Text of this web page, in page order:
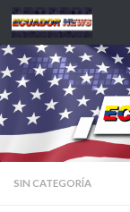
Saltar al contenido
SIN CATEGORÍA